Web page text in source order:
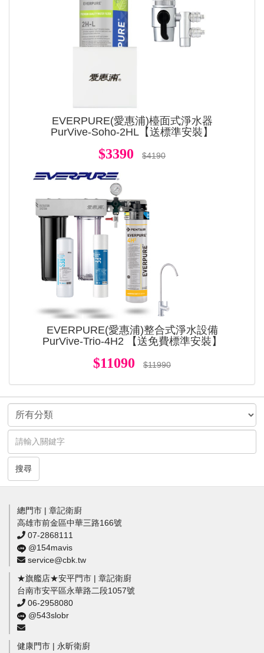
EVERPURE(愛惠浦)檯面式淨水器
PurVive-Soho-2HL【送標準安裝】
$3390 $4190
EVERPURE(愛惠浦)整合式淨水設備
PurVive-Trio-4H2 【送免費標準安裝】
$11090 $11990
搜尋
總門市 | 章記衛廚
高雄市前金區中華三路166號
07-2868111
@154mavis
service@cbk.tw
★旗艦店★安平門市 | 章記衛廚
台南市安平區永華路二段1057號
06-2958080
@543slobr
健康門市 | 永昕衛廚